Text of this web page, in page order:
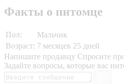
Факты о питомце
Пол:
Мальчик
Возраст: 7 месяцев 25 дней
Напишите продавцу Спросите
Задайте вопросы, которые вас